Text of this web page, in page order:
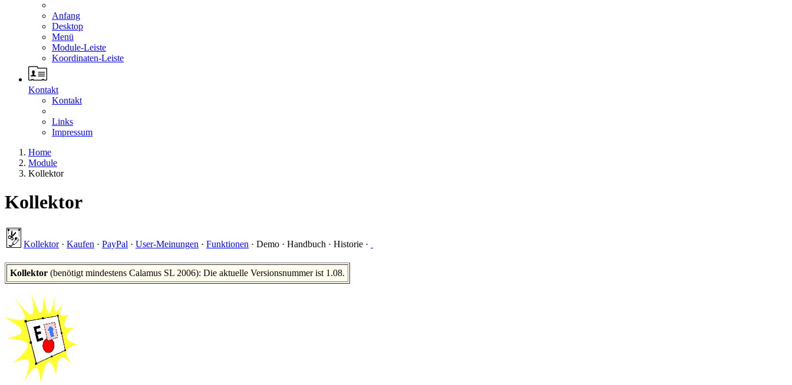
Anfang
Desktop
Menü
Module-Leiste
Koordinaten-Leiste
Kontakt
Kontakt
Links
Impressum
Home
Module
Kollektor
Kollektor
Kollektor· Kaufen · PayPal · User-Meinungen · Funktionen · Demo · Handbuch · Historie ·
Kollektor (benötigt mindestens Calamus SL 2006): Die aktuelle Versionsnummer ist 1.08.